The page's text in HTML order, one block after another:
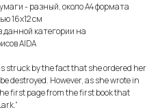
- разный, около А4 формата
16х12 см
данной категории на
AIDA
struck by the fact that she ordered her
destroyed. However, as she wrote in
first page from the first book that